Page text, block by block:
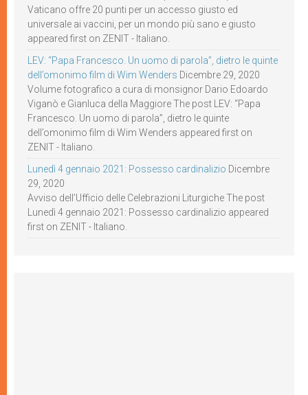
Vaticano offre 20 punti per un accesso giusto ed
universale ai vaccini, per un mondo più sano e giusto
appeared first on ZENIT - Italiano.
LEV: “Papa Francesco. Un uomo di parola”, dietro le quinte
dell’omonimo film di Wim Wenders Dicembre 29, 2020
Volume fotografico a cura di monsignor Dario Edoardo
Viganò e Gianluca della Maggiore The post LEV: “Papa
Francesco. Un uomo di parola”, dietro le quinte
dell’omonimo film di Wim Wenders appeared first on
ZENIT - Italiano.
Lunedì 4 gennaio 2021: Possesso cardinalizio Dicembre
29, 2020
Avviso dell’Ufficio delle Celebrazioni Liturgiche The post
Lunedì 4 gennaio 2021: Possesso cardinalizio appeared
first on ZENIT - Italiano.